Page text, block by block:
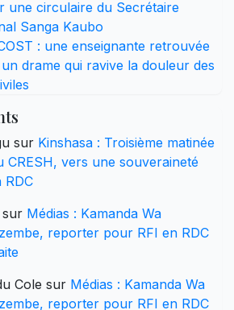
une circulaire du Secrétaire
Sanga Kaubo
: une enseignante retrouvée
un drame qui ravive la douleur des
sur Kinshasa : Troisième matinée
CRESH, vers une souveraineté
RDC
sur Médias : Kamanda Wa
reporter pour RFI en RDC
Cole sur Médias : Kamanda Wa
reporter pour RFI en RDC